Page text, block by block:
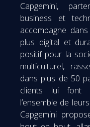
Capgemini,
business et
accompagne
plus digital et
positif pour la
multiculturel,
dans plus de 50
clients lui font
l’ensemble de
Capgemini